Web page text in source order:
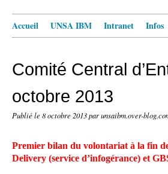
Accueil UNSA IBM Intranet Infos
Comité Central
octobre 2013
Publié le 8 octobre 2013par unsaibm.over-
Premier bilan du volontariat à la fin
Delivery (service d’infogérance) et